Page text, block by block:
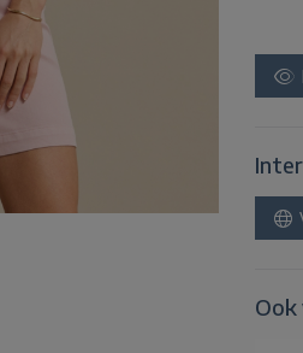
Ook